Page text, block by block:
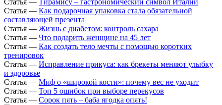
Статья — Тирамису – гастрономический символ Италии
Статья — Как подарочная упаковка стала обязательной
составляющей презента
Статья — Жизнь с диабетом: контроль сахара
Статья — Что подарить женщине на 45 лет
Статья — Как создать тело мечты с помощью коротких
тренировок
Статья — Исправление прикуса: как брекеты меняют улыбку
и здоровье
Статья — Миф о «широкой кости»: почему вес не уходит
Статья — Топ 5 ошибок при выборе перекусов
Статья — Сорок пять – баба ягодка опять!